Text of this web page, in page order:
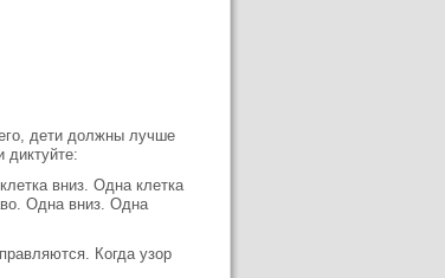
его, дети должны лучше
диктуйте:
вниз. Одна клетка
Одна вниз. Одна
Когда узор